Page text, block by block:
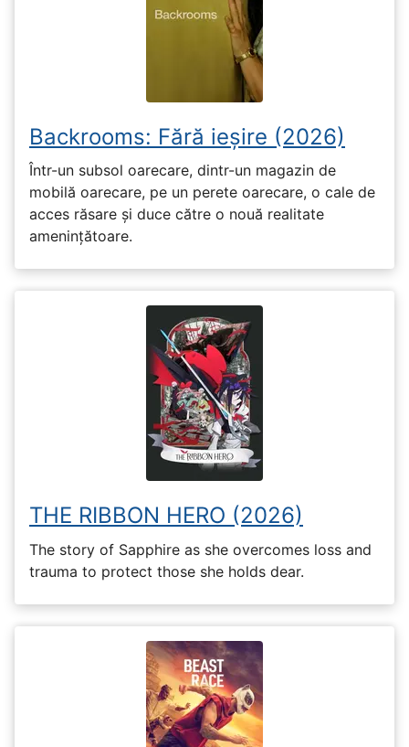
Backrooms: Fără ieșire (2026)
Într-un subsol oarecare, dintr-un magazin de
mobilă oarecare, pe un perete oarecare, o cale de
acces răsare și duce către o nouă realitate
amenințătoare.
THE RIBBON HERO (2026)
The story of Sapphire as she overcomes loss and
trauma to protect those she holds dear.